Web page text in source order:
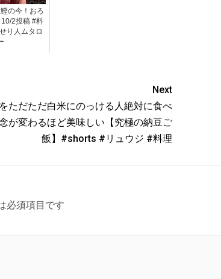
の今！おろ
2投稿 #料
り人ムタロ
Next
ただただ白米にのっける人絶対に食べ
が変わるほど美味しい【究極の納豆ご
飯】#shorts #リュウジ #料理
必須項目です